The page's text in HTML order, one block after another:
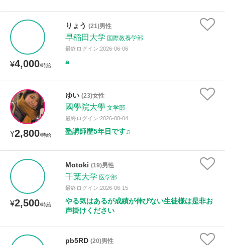
¥4,000/時給
りょう (21)男性
早稲田大学 国際教養学部
最終ログイン:2026-06-06
a
¥2,800/時給
ゆい (23)女性
國學院大學 文学部
最終ログイン:2026-08-04
塾講師歴5年目です♫
¥2,500/時給
Motoki (19)男性
千葉大学 医学部
最終ログイン:2026-06-15
やる気はあるが成績が伸びない生徒様は是非お
声掛けください
pb5RD (20)男性